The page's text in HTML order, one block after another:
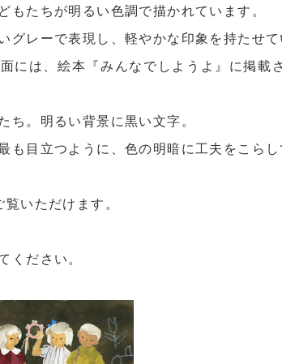
もたちが明るい色調で描かれています。
グレーで表現し、軽やかな印象を持たせて
には、絵本『みんなでしようよ』に掲載
。明るい背景に黒い文字。
も目立つように、色の明暗に工夫をこらし
いただけます。
ください。